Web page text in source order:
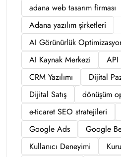
adana web tasarım firması
Adana yazılım şirketleri
AI Görünürlük
AI Kaynak Merkezi
API
CRM Yazılımı
Dijital
Dijital Satış
dönüşüm
e-ticaret SEO stratejileri
Google Ads
Google
Kullanıcı Deneyimi